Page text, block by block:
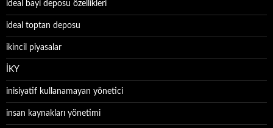
ideal bayi deposu özellikleri
ideal toptan deposu
ikincil piyasalar
İKY
inisiyatif kullanamayan yönetici
insan kaynakları yönetimi